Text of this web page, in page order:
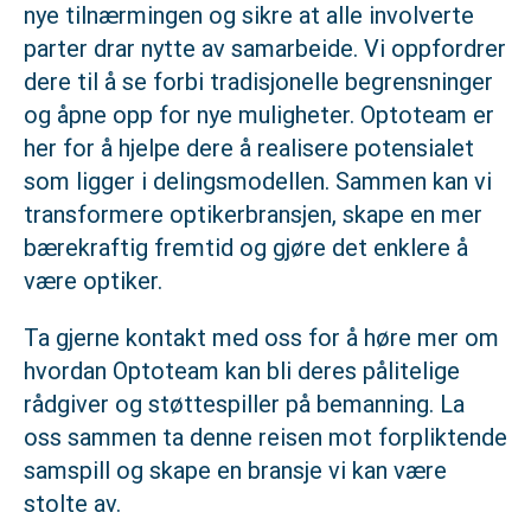
nye tilnærmingen og sikre at alle involverte
parter drar nytte av samarbeide. Vi oppfordrer
dere til å se forbi tradisjonelle begrensninger
og åpne opp for nye muligheter. Optoteam er
her for å hjelpe dere å realisere potensialet
som ligger i delingsmodellen. Sammen kan vi
transformere optikerbransjen, skape en mer
bærekraftig fremtid og gjøre det enklere å
være optiker.
Ta gjerne kontakt med oss for å høre mer om
hvordan Optoteam kan bli deres pålitelige
rådgiver og støttespiller på bemanning. La
oss sammen ta denne reisen mot forpliktende
samspill og skape en bransje vi kan være
stolte av.